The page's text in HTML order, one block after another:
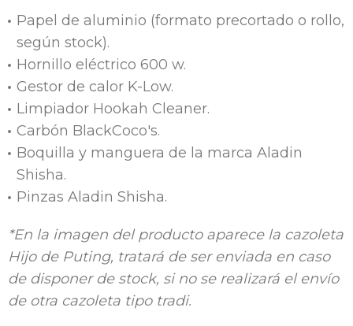
Papel de aluminio (formato precortado o rollo,
según stock).
Hornillo eléctrico 600 w.
Gestor de calor K-Low.
Limpiador Hookah Cleaner.
Carbón BlackCoco's.
Boquilla y manguera de la marca Aladin
Shisha.
Pinzas Aladin Shisha.
*En la imagen del producto aparece la cazoleta
Hijo de Puting, tratará de ser enviada en caso
de disponer de stock, si no se realizará el envío
de otra cazoleta tipo tradi.